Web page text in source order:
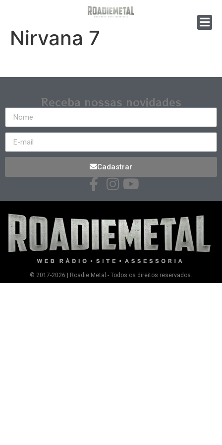
Nirvana 7
Receba nossas novidades
Cadastrar
© 2017-2026 | Roadie Metal - Todos os direitos reservados.